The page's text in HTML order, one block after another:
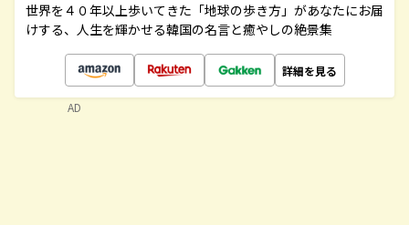
世界を４０年以上歩いてきた「地球の歩き方」があなたにお届
けする、人生を輝かせる韓国の名言と癒やしの絶景集
詳細を見る
AD